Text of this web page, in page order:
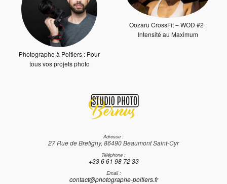
Photographe à Poitiers : Pour
tous vos projets photo
Oozaru CrossFit – WOD #2 :
Intensité au Maximum
Adresse :
27 Rue de Bretigny, 86490 Beaumont Saint-Cyr
Téléphone :
+33 6 61 98 72 33
Email :
contact@photographe-poitiers.fr